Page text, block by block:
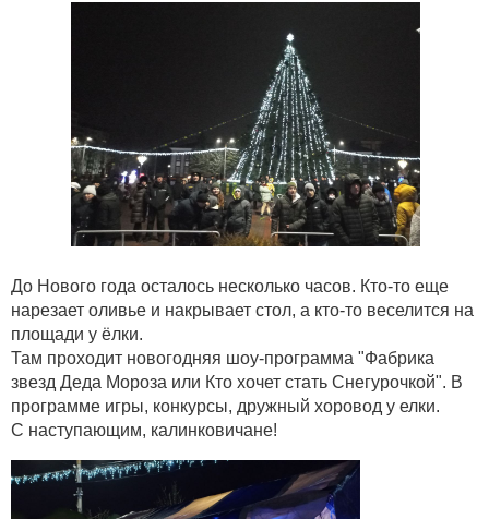
До Нового года осталось несколько часов. Кто-то еще
нарезает оливье и накрывает стол, а кто-то веселится на
площади у ёлки.
Там проходит новогодняя шоу-программа "Фабрика
звезд Деда Мороза или Кто хочет стать Снегурочкой". В
программе игры, конкурсы, дружный хоровод у елки.
С наступающим, калинковичане!